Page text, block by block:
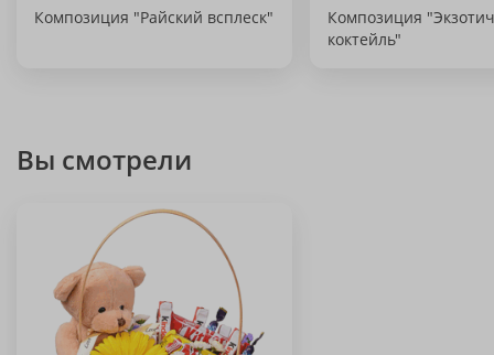
Композиция "Райский всплеск"
Композиция
коктейль"
Вы смотрели